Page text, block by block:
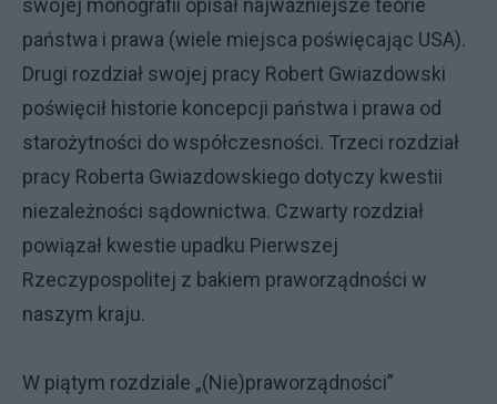
swojej monografii opisał najważniejsze teorie
państwa i prawa (wiele miejsca poświęcając USA).
Drugi rozdział swojej pracy Robert Gwiazdowski
poświęcił historie koncepcji państwa i prawa od
starożytności do współczesności. Trzeci rozdział
pracy Roberta Gwiazdowskiego dotyczy kwestii
niezależności sądownictwa. Czwarty rozdział
powiązał kwestie upadku Pierwszej
Rzeczypospolitej z bakiem praworządności w
naszym kraju.
W piątym rozdziale „(Nie)praworządności”